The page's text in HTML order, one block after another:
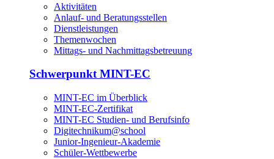
Aktivitäten
Anlauf- und Beratungsstellen
Dienstleistungen
Themenwochen
Mittags- und Nachmittagsbetreuung
Schwerpunkt MINT-EC
MINT-EC im Überblick
MINT-EC-Zertifikat
MINT-EC Studien- und Berufsinfo
Digitechnikum­@school
Junior-Ingenieur-Akademie
Schüler-Wettbewerbe